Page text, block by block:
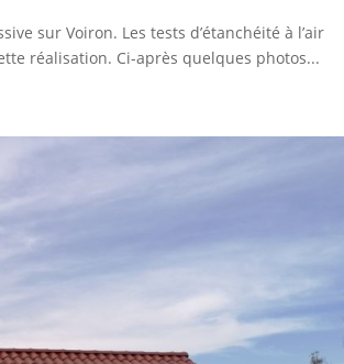
sur Voiron. Les tests d’étanchéité à l’air
réalisation. Ci-après quelques photos...